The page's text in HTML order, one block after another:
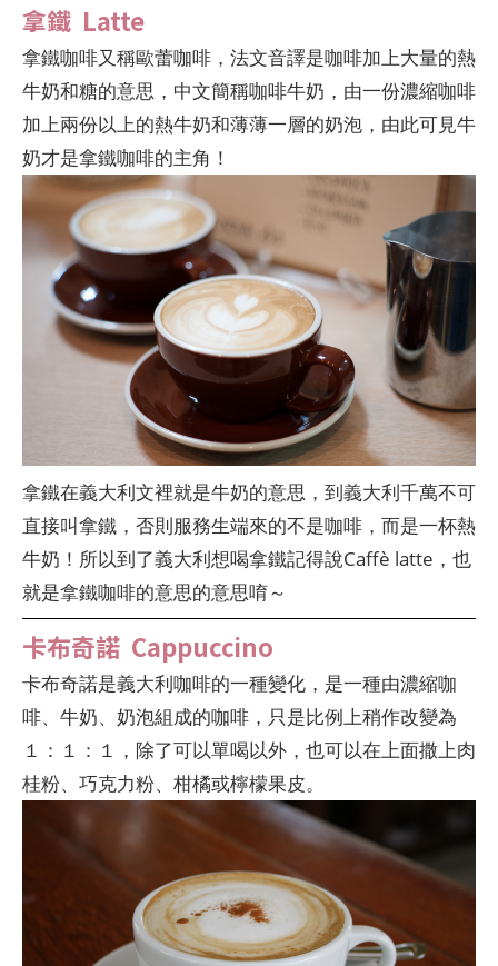
拿鐵 Latte
拿鐵咖啡又稱歐蕾咖啡，法文音譯是咖啡加上大量的熱
牛奶和糖的意思，中文簡稱咖啡牛奶，由一份濃縮咖啡
加上兩份以上的熱牛奶和薄薄一層的奶泡，由此可見牛
奶才是拿鐵咖啡的主角！
拿鐵在義大利文裡就是牛奶的意思，到義大利千萬不可
直接叫拿鐵，否則服務生端來的不是咖啡，而是一杯熱
牛奶！所以到了義大利想喝拿鐵記得說Caffè latte，也
就是拿鐵咖啡的意思的意思唷～
卡布奇諾 Cappuccino
卡布奇諾是義大利咖啡的一種變化，是一種由濃縮咖
啡、牛奶、奶泡組成的咖啡，只是比例上稍作改變為
１：１：１，除了可以單喝以外，也可以在上面撒上肉
桂粉、巧克力粉、柑橘或檸檬果皮。